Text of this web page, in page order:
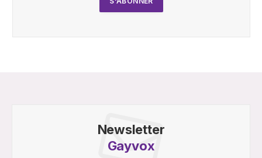
Newsletter
Gayvox